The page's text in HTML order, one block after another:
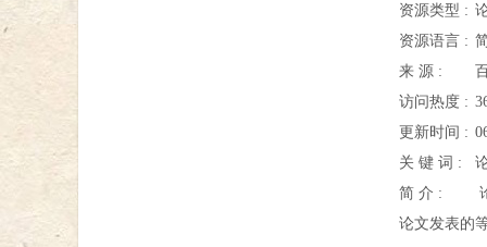
资源类型 :
资源语言 :
来 源 :
访问热度 :
更新时间 :
关 键 词 :
简 介 :
论文发表的